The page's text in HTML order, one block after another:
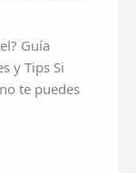
Guía
y Tips Si
te puedes